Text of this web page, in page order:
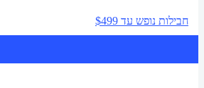
חבילות נופש עד $499